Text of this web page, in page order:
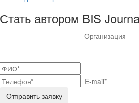
Стать автором BIS
Отправить заявку